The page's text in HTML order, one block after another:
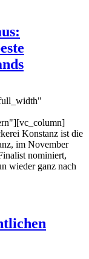
Konstanz ist die
im November
nominiert,
wieder ganz nach